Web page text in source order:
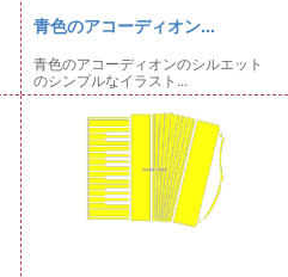
青色のアコーディオン...
青色のアコーディオンのシルエット
のシンプルなイラスト...